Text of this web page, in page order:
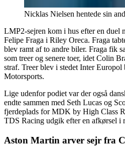
Nicklas Nielsen hentede sin
LMP2-sejren kom i hus efter en duel
Felipe Fraga i Riley Oreca. Fraga
blev ramt af to andre biler. Fraga fik
som treer og senere toer, idet Colin
straf. Treer blev i stedet Inter Europol
Motorsports.
Lige udenfor podiet var der også
endte sammen med Seth Lucas og
fjerdeplads for MDK by High Class
TDS Racing udgik efter en afkørsel i
Aston Martin arver sejr fra